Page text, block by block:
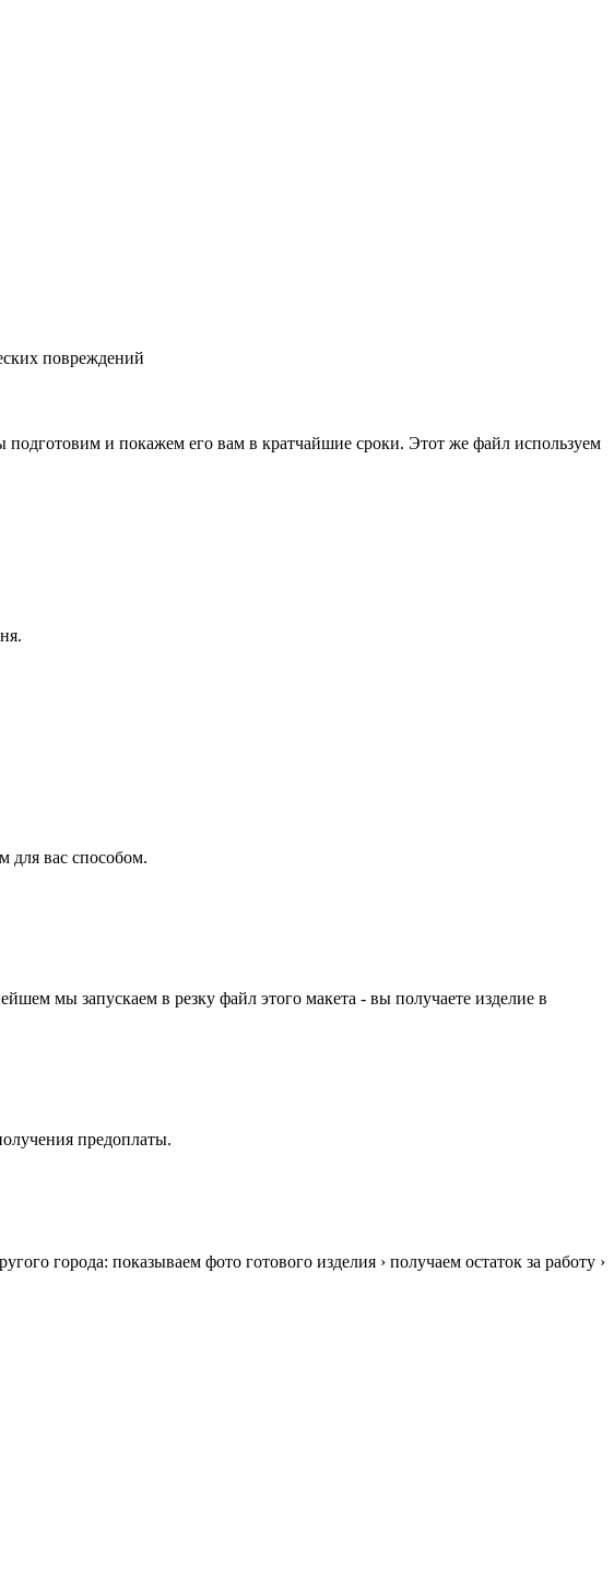
повреждений
подготовим и покажем его вам в кратчайшие сроки. Этот же файл используем
для вас способом.
мы запускаем в резку файл этого макета - вы получаете изделие в
предоплаты.
города: показываем фото готового изделия › получаем остаток за работу ›